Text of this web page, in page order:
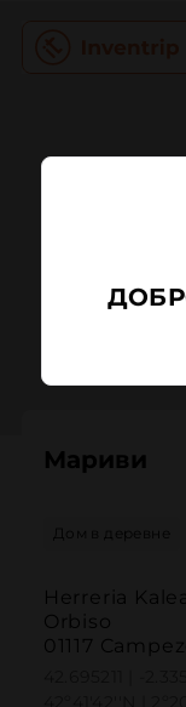
Мариви
Дом в деревне
Herreria
Orbiso
01117